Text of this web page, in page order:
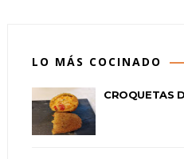
LO MÁS COCINADO
CROQUETAS